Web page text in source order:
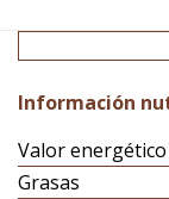
Información
Valor energético
Grasas